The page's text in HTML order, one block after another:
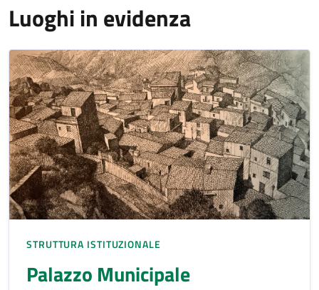
Luoghi in evidenza
STRUTTURA ISTITUZIONALE
Palazzo Municipale